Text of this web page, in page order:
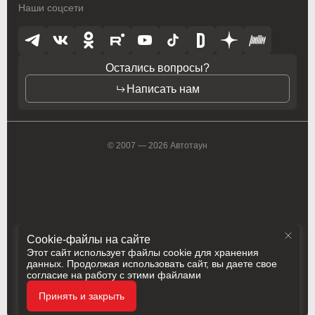
Cookie-файлы на сайте
Этот сайт использует файлы cookie для хранения
данных. Продолжая использовать сайт, вы даете свое
согласие на работу с этими файлами
Принять и закрыть
Наши соцсети
Остались вопросы?
Написать нам
© 2007 — 2026 Автотаун
Политика конфиденциальности
Разработка
Vauxhall
Volkswagen
Volvo
Vauxhall
Volkswagen
Volvo